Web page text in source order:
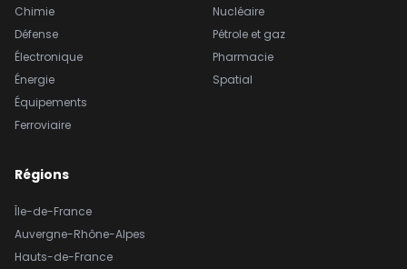
Chimie
Défense
Électronique
Énergie
Équipements
Ferroviaire
Nucléaire
Pétrole et gaz
Pharmacie
Spatial
Régions
Île-de-France
Auvergne-Rhône-Alpes
Hauts-de-France